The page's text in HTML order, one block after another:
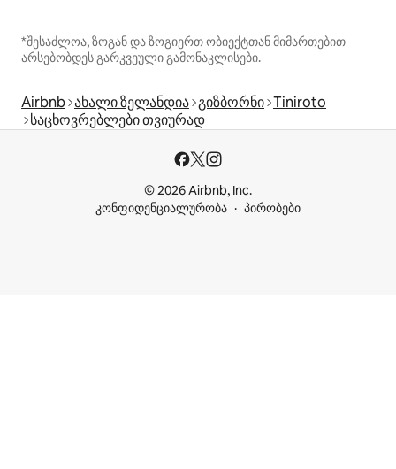
*შესაძლოა, ზოგან და ზოგიერთ ობიექტთან მიმართებით
არსებობდეს გარკვეული გამონაკლისები.
Airbnb ახალი ზელანდია გიზბორნი Tiniroto
საცხოვრებლები თვიურად
© 2026 Airbnb, Inc.
კონფიდენციალურობა
პირობები